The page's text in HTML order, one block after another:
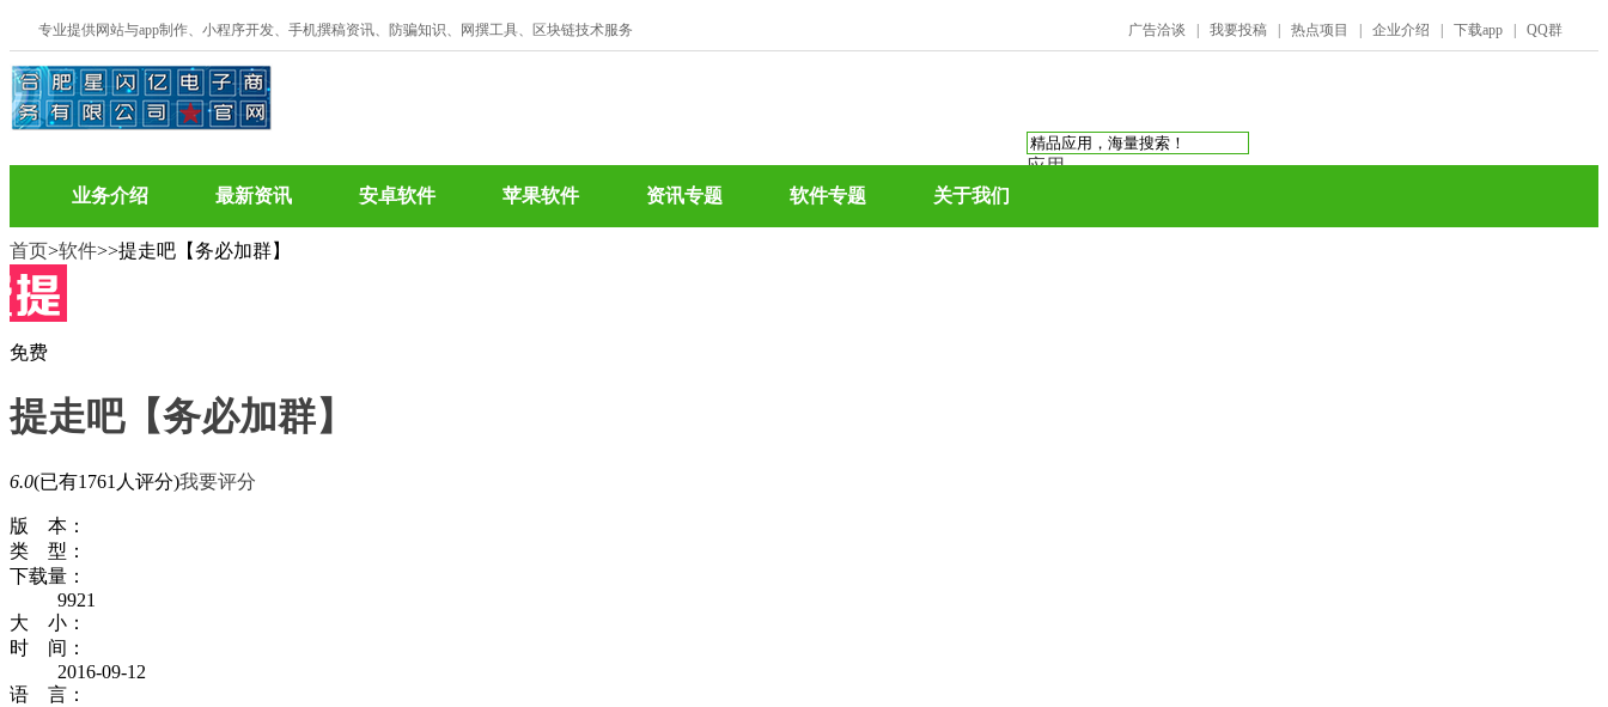
专业提供网站与app制作、小程序开发、手机撰稿资讯、防骗知识、网撰工具、区块链技术服务 广告洽谈 我要投稿 热点项目 企业介绍 下载app QQ群
应用
业务介绍 最新资讯 安卓软件 苹果软件 资讯专题 软件专题 关于我们
首页>软件>>提走吧【务必加群】
免费
提走吧【务必加群】
6.0(已有1761人评分)我要评分
版 本：
类 型：
下载量：
9921
大 小：
时 间：
2016-09-12
语 言：